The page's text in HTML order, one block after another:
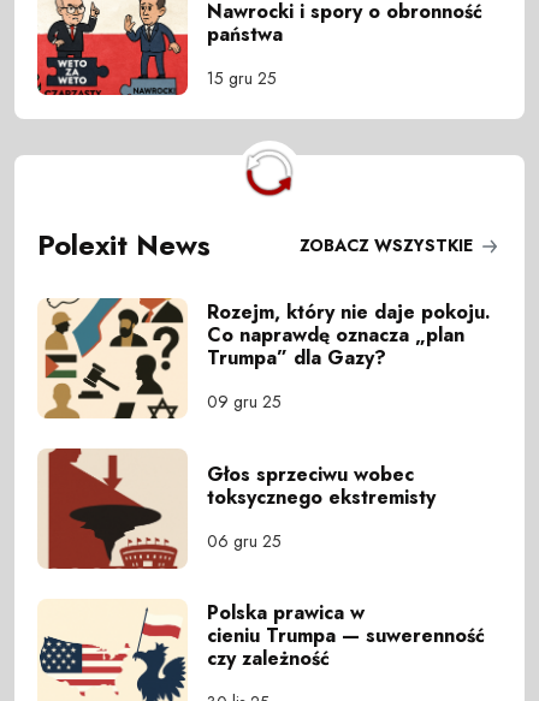
Nawrocki i spory o obronność
państwa
15 gru 25
Polexit News ZOBACZ WSZYSTKIE
Rozejm, który nie daje pokoju.
Co naprawdę oznacza „plan
Trumpa” dla Gazy?
09 gru 25
Głos sprzeciwu wobec
toksycznego ekstremisty
06 gru 25
Polska prawica w
cieniu Trumpa — suwerenność
czy zależność